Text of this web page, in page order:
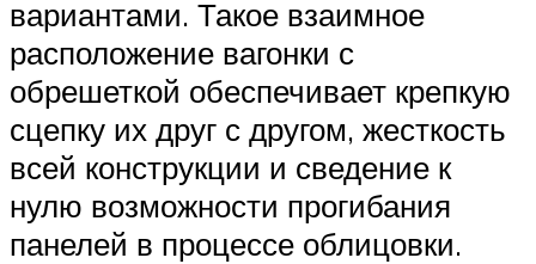
вариантами. Такое взаимное
расположение вагонки с
обрешеткой обеспечивает крепкую
сцепку их друг с другом, жесткость
всей конструкции и сведение к
нулю возможности прогибания
панелей в процессе облицовки.